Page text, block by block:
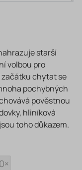
starší
volbou pro
chytat se
pochybných
pověstnou
hliníková
toho důkazem.
0×